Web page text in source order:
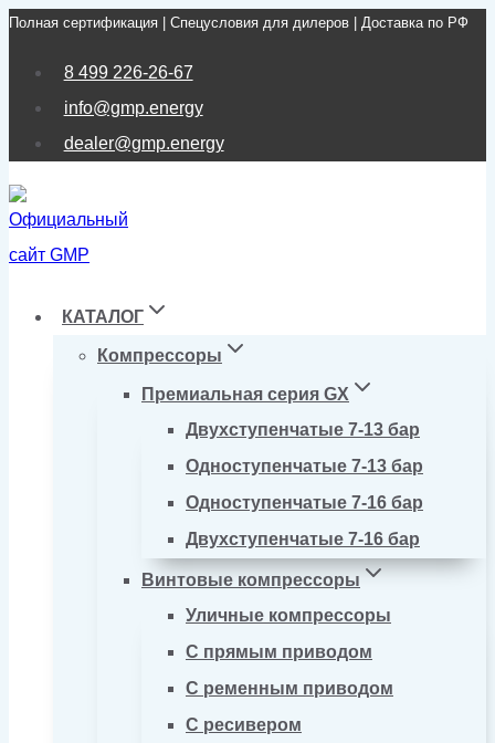
Перейти
Полная сертификация | Спецусловия для дилеров | Доставка по РФ
8 499 226-26-67
info@gmp.energy
dealer@gmp.energy
КАТАЛОГ
Компрессоры
Премиальная серия GX
Двухступенчатые 7-13 бар
Одноступенчатые 7-13 бар
Одноступенчатые 7-16 бар
Двухступенчатые 7-16 бар
Винтовые компрессоры
Уличные компрессоры
С прямым приводом
С ременным приводом
С ресивером